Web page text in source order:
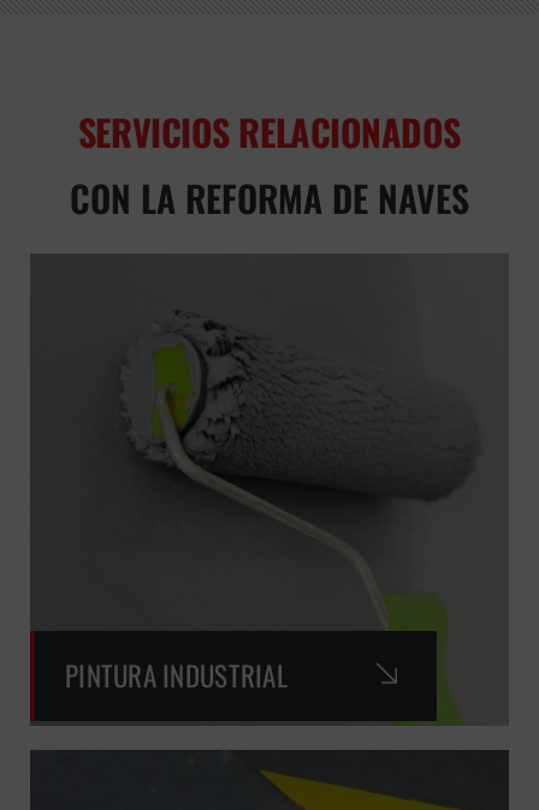
SERVICIOS RELACIONADOS
CON LA REFORMA DE NAVES
PINTURA INDUSTRIAL